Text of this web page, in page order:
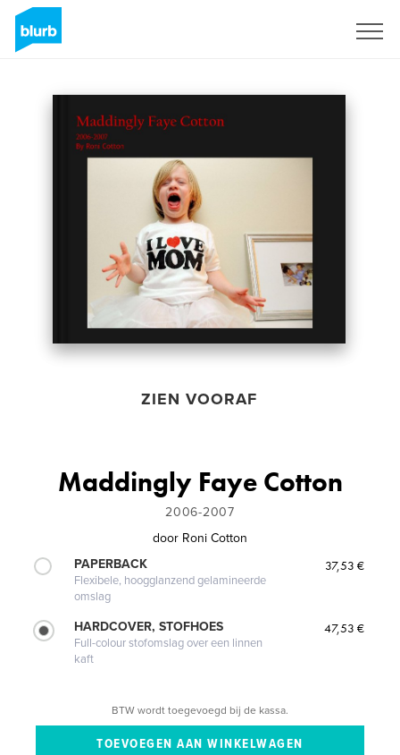
ZIEN VOORAF
Maddingly Faye Cotton
2006-2007
door Roni Cotton
PAPERBACK
Flexibele, hoogglanzend gelamineerde
omslag
37,53 €
HARDCOVER, STOFHOES
Full-colour stofomslag over een linnen
kaft
47,53 €
BTW wordt toegevoegd bij de kassa.